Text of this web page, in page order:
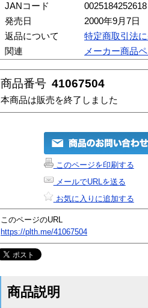
JANコード
0025184252618
発売日
2000年9月7日
返品について
特定商取引法
関連
メーカー商品
商品番号 41067504
本商品は販売を終了しました
このページを印刷する
メールでURLを送る
お気に入りに追加する
このページのURL
https://plth.me/41067504
商品説明